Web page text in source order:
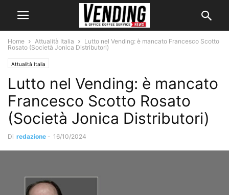
Home Attualità Italia
Lutto nel Vending: è mancato Francesco Scotto
Rosato (Società Jonica Distributori)
Attualità Italia
Lutto nel Vending: è mancato
Francesco Scotto Rosato
(Società Jonica Distributori)
Di redazione - 16/10/2024